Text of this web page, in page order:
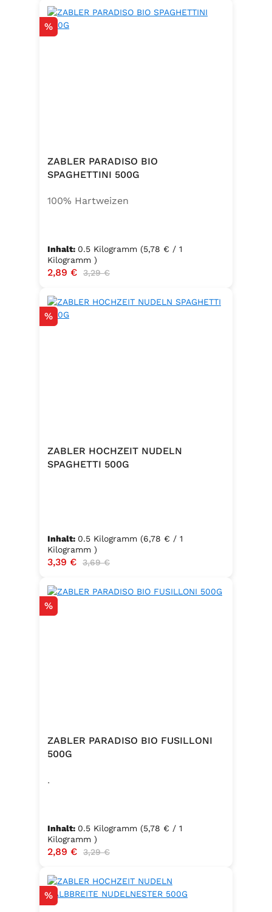
Rabatt
%
ZABLER PARADISO BIO
SPAGHETTINI 500G
100% Hartweizen
Inhalt: 0.5 Kilogramm (5,78 € / 1
Kilogramm )
Verkaufspreis:
2,89 € Regulärer Preis:
3,29 €
Rabatt
%
ZABLER HOCHZEIT NUDELN
SPAGHETTI 500G
Inhalt: 0.5 Kilogramm (6,78 € / 1
Kilogramm )
Verkaufspreis:
3,39 € Regulärer Preis:
3,69 €
Rabatt
%
ZABLER PARADISO BIO FUSILLONI
500G
.
Inhalt: 0.5 Kilogramm (5,78 € / 1
Kilogramm )
Verkaufspreis:
2,89 € Regulärer Preis:
3,29 €
Rabatt
%